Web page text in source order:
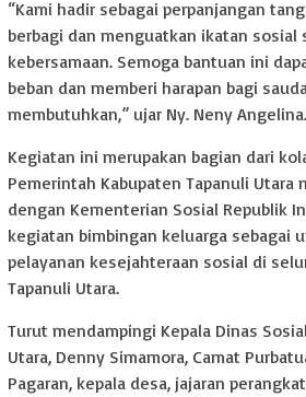
“Kami hadir sebagai perpanjangan
berbagi dan menguatkan ikatan sosial
kebersamaan. Semoga bantuan ini
beban dan memberi harapan bagi
membutuhkan,” ujar Ny. Neny Angelina.
Kegiatan ini merupakan bagian dari
Pemerintah Kabupaten Tapanuli Utara
dengan Kementerian Sosial Republik
kegiatan bimbingan keluarga sebagai
pelayanan kesejahteraan sosial di
Tapanuli Utara.
Turut mendampingi Kepala Dinas
Utara, Denny Simamora, Camat
Pagaran, kepala desa, jajaran